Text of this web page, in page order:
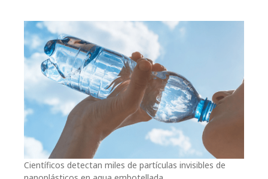
Científicos detectan miles de partículas invisibles de